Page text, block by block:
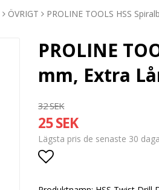
ÖVRIGT PROLINE TOOLS HSS
PROLINE
mm, Extra
32 SEK
25 SEK
Lägsta pris de senaste 30